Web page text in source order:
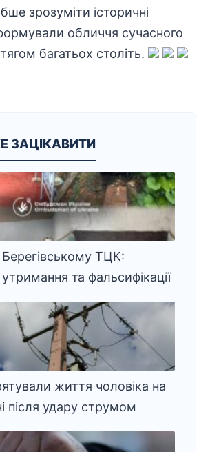
зрозуміти історичні
обличчя сучасного
багатьох століть.
ЗАЦІКАВИТИ
ТЦК:
та фальсифікації
життя чоловіка на
після удару струмом